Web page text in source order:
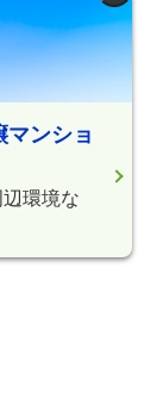
マンショ
環境な